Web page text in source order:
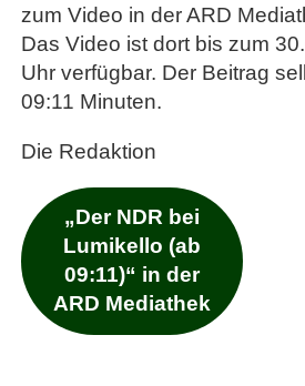
zum Video in der ARD
Das Video ist dort bis zum
Uhr verfügbar. Der Beitrag
09:11 Minuten.
Die Redaktion
„Der NDR bei
Lumikello (ab
09:11)“ in der
ARD Mediathek